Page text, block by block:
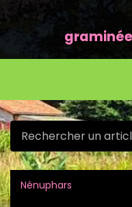
Nénuphars